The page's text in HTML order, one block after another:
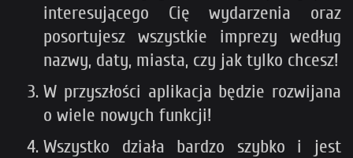
interesującego Cię wydarzenia oraz
posortujesz wszystkie imprezy według
nazwy, daty, miasta, czy jak tylko chcesz!
W przyszłości aplikacja będzie rozwijana
o wiele nowych funkcji!
Wszystko działa bardzo szybko i jest